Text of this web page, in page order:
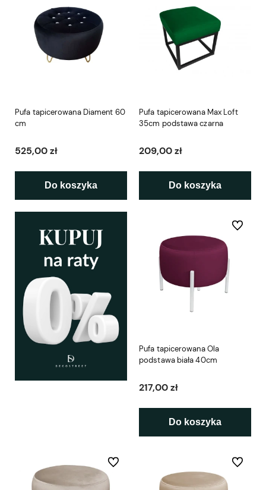
Pufa tapicerowana Diament 60
cm
525,00 zł
Do koszyka
Pufa tapicerowana Max Loft
35cm podstawa czarna
209,00 zł
Do koszyka
Pufa tapicerowana Ola
podstawa biała 40cm
217,00 zł
Do koszyka
Do
Do ulubionych Do